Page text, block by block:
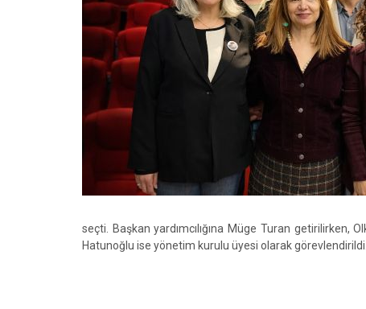
seçti. Başkan yardımcılığına Müge Turan
Hatunoğlu ise yönetim kurulu üyesi olarak görevlendirildi.